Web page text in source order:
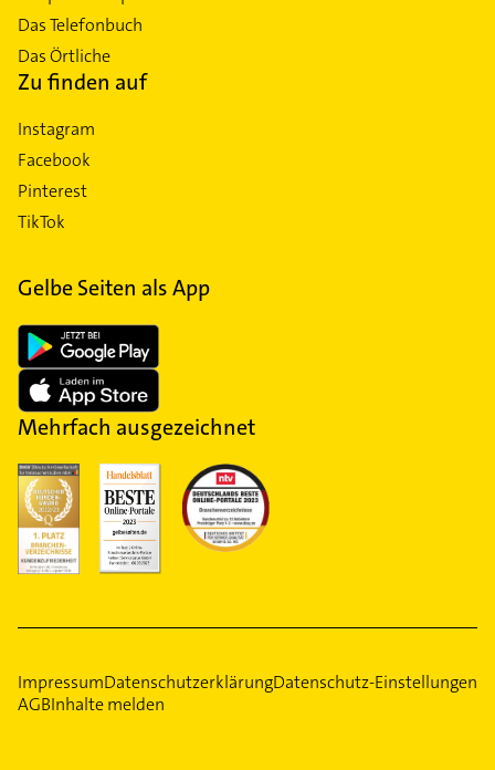
Das Telefonbuch
Das Örtliche
Zu finden auf
Instagram
Facebook
Pinterest
TikTok
Gelbe Seiten als App
Mehrfach ausgezeichnet
ImpressumDatenschutzerklärungDatenschutz-Einstellungen
AGBInhalte melden